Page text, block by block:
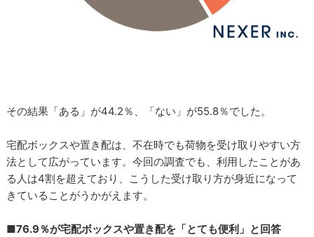
その結果「ある」が44.2％、「ない」が55.8％でした。
宅配ボックスや置き配は、不在時でも荷物を受け取りやすい方
法として広がっています。今回の調査でも、利用したことがあ
る人は4割を超えており、こうした受け取り方が身近になって
きていることがうかがえます。
■76.9％が宅配ボックスや置き配を「とても便利」と回答